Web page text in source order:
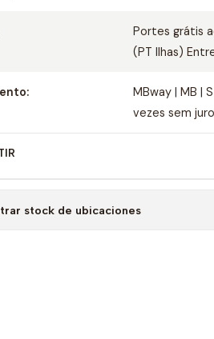
Portes grátis
(PT Ilhas)
MBway | MB |
vezes sem
stock de ubicaciones